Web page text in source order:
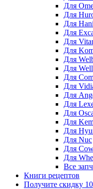
Для
Для
Для
Для
Для
Для
Для
Для
Для
Для
Для
Для
Для
Для
Для
Для Nuc
Для
Для
Все
Книги рецептов
Получите скидку